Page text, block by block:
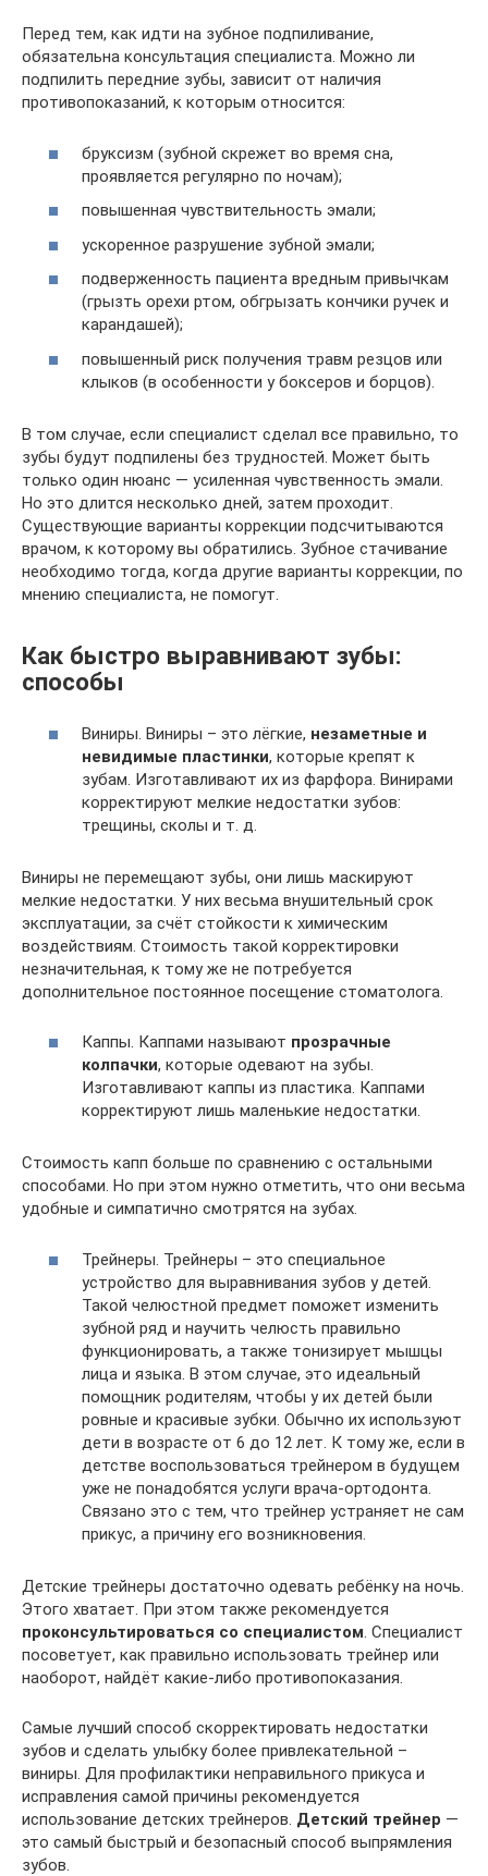
Перед тем, как идти на зубное подпиливание,
обязательна консультация специалиста. Можно ли
подпилить передние зубы, зависит от наличия
противопоказаний, к которым относится:
бруксизм (зубной скрежет во время сна,
проявляется регулярно по ночам);
повышенная чувствительность эмали;
ускоренное разрушение зубной эмали;
подверженность пациента вредным привычкам
(грызть орехи ртом, обгрызать кончики ручек и
карандашей);
повышенный риск получения травм резцов или
клыков (в особенности у боксеров и борцов).
В том случае, если специалист сделал все правильно, то
зубы будут подпилены без трудностей. Может быть
только один нюанс — усиленная чувственность эмали.
Но это длится несколько дней, затем проходит.
Существующие варианты коррекции подсчитываются
врачом, к которому вы обратились. Зубное стачивание
необходимо тогда, когда другие варианты коррекции, по
мнению специалиста, не помогут.
Как быстро выравнивают зубы:
способы
Виниры. Виниры – это лёгкие, незаметные и
невидимые пластинки, которые крепят к
зубам. Изготавливают их из фарфора. Винирами
корректируют мелкие недостатки зубов:
трещины, сколы и т. д.
Виниры не перемещают зубы, они лишь маскируют
мелкие недостатки. У них весьма внушительный срок
эксплуатации, за счёт стойкости к химическим
воздействиям. Стоимость такой корректировки
незначительная, к тому же не потребуется
дополнительное постоянное посещение стоматолога.
Каппы. Каппами называют прозрачные
колпачки, которые одевают на зубы.
Изготавливают каппы из пластика. Каппами
корректируют лишь маленькие недостатки.
Стоимость капп больше по сравнению с остальными
способами. Но при этом нужно отметить, что они весьма
удобные и симпатично смотрятся на зубах.
Трейнеры. Трейнеры – это специальное
устройство для выравнивания зубов у детей.
Такой челюстной предмет поможет изменить
зубной ряд и научить челюсть правильно
функционировать, а также тонизирует мышцы
лица и языка. В этом случае, это идеальный
помощник родителям, чтобы у их детей были
ровные и красивые зубки. Обычно их используют
дети в возрасте от 6 до 12 лет. К тому же, если в
детстве воспользоваться трейнером в будущем
уже не понадобятся услуги врача-ортодонта.
Связано это с тем, что трейнер устраняет не сам
прикус, а причину его возникновения.
Детские трейнеры достаточно одевать ребёнку на ночь.
Этого хватает. При этом также рекомендуется
проконсультироваться со специалистом. Специалист
посоветует, как правильно использовать трейнер или
наоборот, найдёт какие-либо противопоказания.
Самые лучший способ скорректировать недостатки
зубов и сделать улыбку более привлекательной –
виниры. Для профилактики неправильного прикуса и
исправления самой причины рекомендуется
использование детских трейнеров. Детский трейнер —
это самый быстрый и безопасный способ выпрямления
зубов.